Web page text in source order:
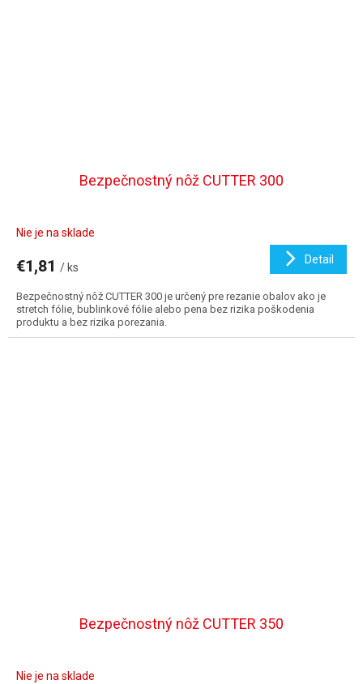
Bezpečnostný nôž CUTTER 300
Nie je na sklade
€1,81 / ks
Detail
Bezpečnostný nôž CUTTER 300 je určený pre rezanie obalov ako je
stretch fólie, bublinkové fólie alebo pena bez rizika poškodenia
produktu a bez rizika porezania.
Bezpečnostný nôž CUTTER 350
Nie je na sklade